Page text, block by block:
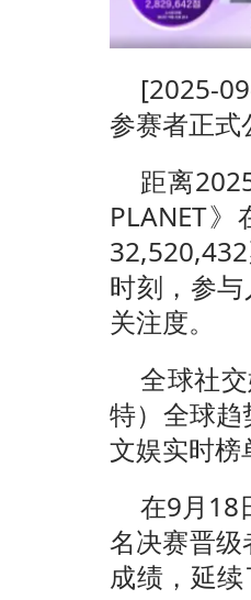
[2025-
参赛者正式
距离
PLANET
时刻，参
关注度。
全球社
特）全球
文娱实时榜
在9月18
名决赛晋级
成绩，延